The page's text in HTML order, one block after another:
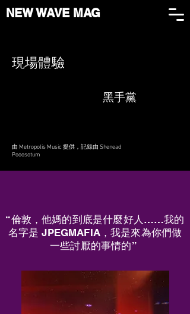
NEW WAVE MAG
現場體驗
黑手黨
由 Metropolis Music 提供，記錄由 Shenead
Pooosotum
“倫敦，他媽的到底是什麼好人……我的
名字是 JPEGMAFIA，我是來為你們做
一些討厭的事情的”